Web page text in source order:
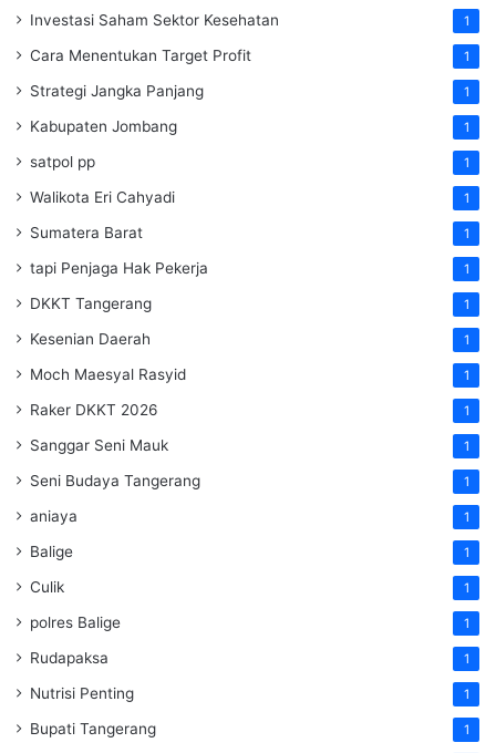
Investasi Saham Sektor Kesehatan 1
Cara Menentukan Target Profit 1
Strategi Jangka Panjang 1
Kabupaten Jombang 1
satpol pp 1
Walikota Eri Cahyadi 1
Sumatera Barat 1
tapi Penjaga Hak Pekerja 1
DKKT Tangerang 1
Kesenian Daerah 1
Moch Maesyal Rasyid 1
Raker DKKT 2026 1
Sanggar Seni Mauk 1
Seni Budaya Tangerang 1
aniaya 1
Balige 1
Culik 1
polres Balige 1
Rudapaksa 1
Nutrisi Penting 1
Bupati Tangerang 1